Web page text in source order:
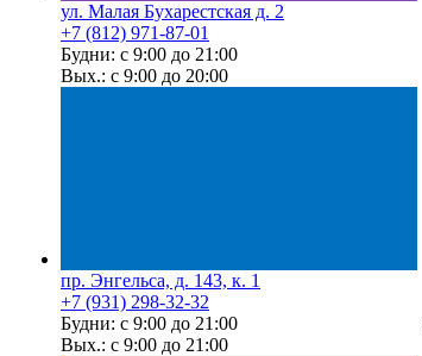
ул. Малая Бухарестская д. 2
+7 (812) 971-87-01
Будни: с 9:00 до 21:00
Вых.: с 9:00 до 20:00
пр. Энгельса, д. 143, к. 1
+7 (931) 298-32-32
Будни: с 9:00 до 21:00
Вых.: с 9:00 до 21:00